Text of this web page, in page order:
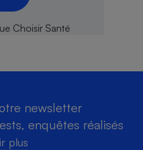
newsletter
enquêtes réalisés
plus